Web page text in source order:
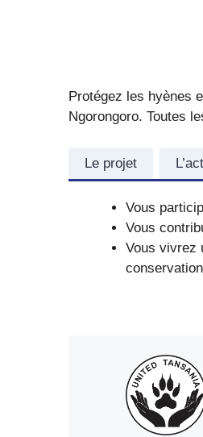
Protégez les hyènes
Ngorongoro. Toutes
Le projet
Vous
Vous
Vous vivrez